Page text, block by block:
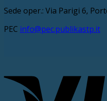
Sede oper.: Via Parigi 6,
PEC info@pec.publikastp.it